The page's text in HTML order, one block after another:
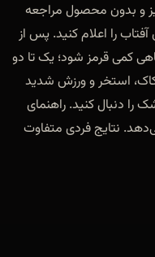
و بدون محصول مراجعه
را اعلام کنید. پس از
کمی قرمز شود؛ یک تا دو
استخر و ورزش شدید
دنبال کنید. راهنمای
نتایج فردی متفاوت